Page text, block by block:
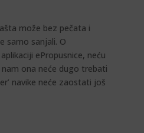
može bez pečata i
samo sanjali. O
ePropusnice, neću
ona neće dugo trebati
navike neće zaostati još